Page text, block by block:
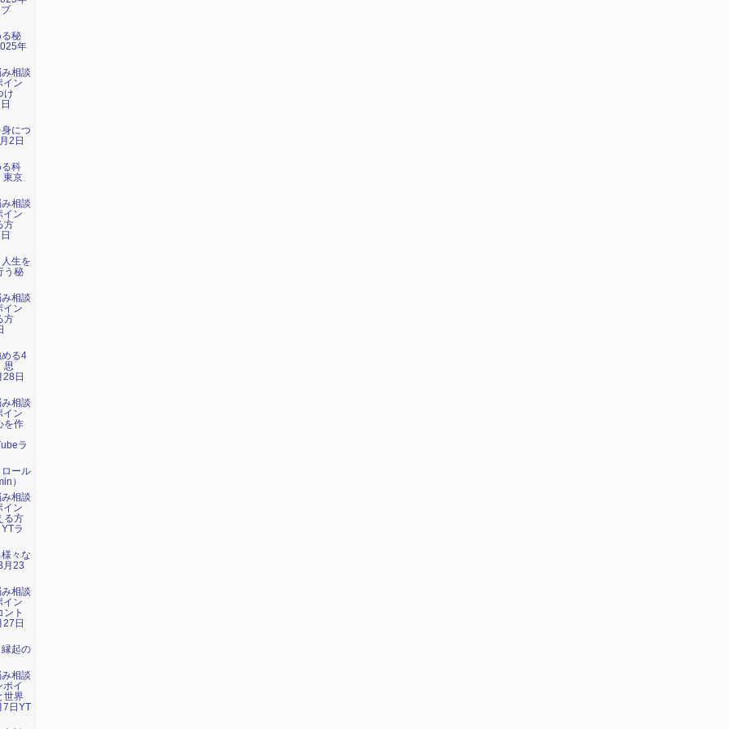
秘
年
相談
イン
け
につ
2日
科
東京
相談
イン
方
生を
う秘
相談
イン
方
る4
思
日
相談
イン
を作
ラ
ール
）
相談
イン
る方
ラ
々な
月23
相談
イン
ント
日
起の
相談
ポイ
世界
7日YT